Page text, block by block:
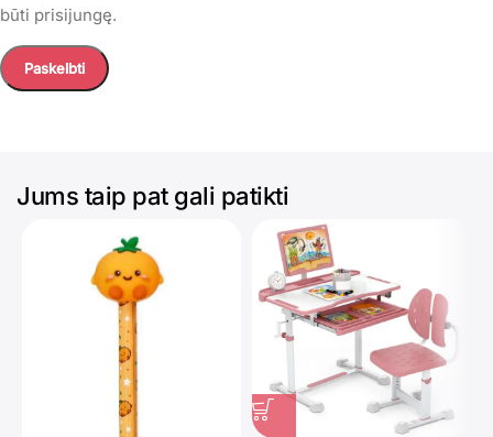
būti prisijungę.
Jums taip pat gali patikti